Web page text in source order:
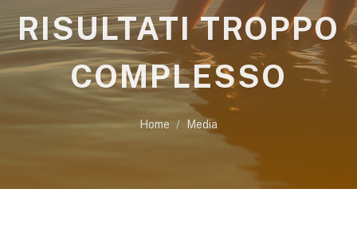
RISULTATI TROPPO
COMPLESSO
Home Media